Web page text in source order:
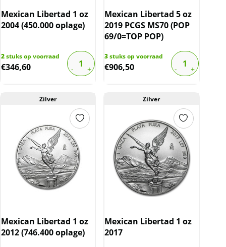
Mexican Libertad 1 oz
2004 (450.000 oplage)
2stuks op voorraad
€346,60
Mexican Libertad 5 oz
2019 PCGS MS70 (POP
69/0=TOP POP)
3stuks op voorraad
€906,50
Zilver
Mexican Libertad 1 oz
2012 (746.400 oplage)
Zilver
Mexican Libertad 1 oz
2017